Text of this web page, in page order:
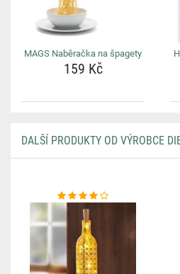
MAGS Naběračka na špagety
159 Kč
DALŠÍ PRODUKTY OD VÝROBCE